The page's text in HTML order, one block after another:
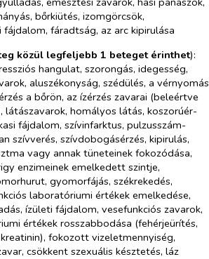
bőrkiütés, izomgörcsök,
fáradtság, az arc kipirulása
közül legfeljebb 1 beteget érinthet):
hangulat, szorongás, idegesség,
aluszékonyság, szédülés, a vérnyomás
a bőrön, az ízérzés zavarai (beleértve
látászavarok, homályos látás, koszorúér-
fájdalom, szívinfarktus, pulzusszám-
szívverés, szívdobogásérzés, kipirulás,
vagy annak tüneteinek fokozódása,
enzimeinek emelkedett szintje,
gyomorfájás, székrekedés,
laboratóriumi értékek emelkedése,
ízületi fájdalom, vesefunkciós zavarok,
értékek rosszabbodása (fehérjeürítés,
fokozott vizeletmennyiség,
csökkent szexuális késztetés, láz